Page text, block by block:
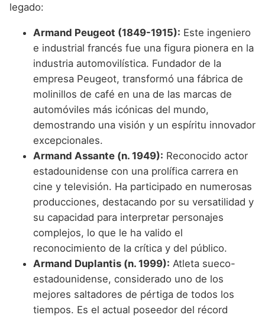
legado:
Armand Peugeot (1849-1915): Este ingeniero
e industrial francés fue una figura pionera en la
industria automovilística. Fundador de la
empresa Peugeot, transformó una fábrica de
molinillos de café en una de las marcas de
automóviles más icónicas del mundo,
demostrando una visión y un espíritu innovador
excepcionales.
Armand Assante (n. 1949): Reconocido actor
estadounidense con una prolífica carrera en
cine y televisión. Ha participado en numerosas
producciones, destacando por su versatilidad y
su capacidad para interpretar personajes
complejos, lo que le ha valido el
reconocimiento de la crítica y del público.
Armand Duplantis (n. 1999): Atleta sueco-
estadounidense, considerado uno de los
mejores saltadores de pértiga de todos los
tiempos. Es el actual poseedor del récord